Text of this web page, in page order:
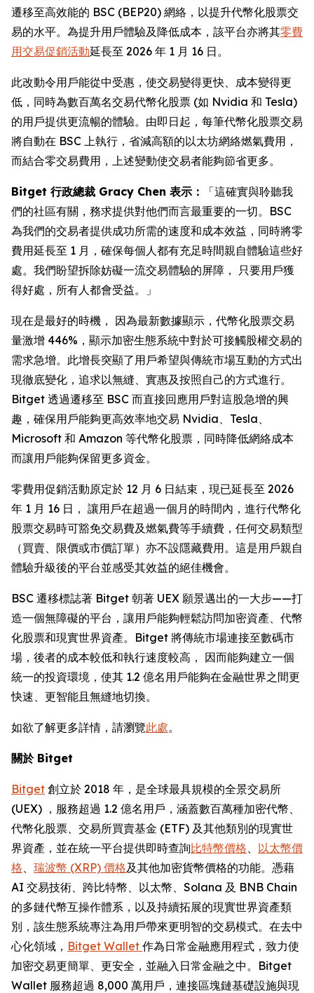
遷移至高效能的 BSC (BEP20) 網絡，以提升代幣化股票交
易的水平。為提升用戶體驗及降低成本，該平台亦將其零費
用交易促銷活動延長至 2026 年 1 月 16 日。
此改動令用戶能從中受惠，使交易變得更快、成本變得更
低，同時為數百萬名交易代幣化股票 (如 Nvidia 和 Tesla)
的用戶提供更流暢的體驗。由即日起，每筆代幣化股票交易
將自動在 BSC 上執行，省減高額的以太坊網絡燃氣費用，
而結合零交易費用，上述變動使交易者能夠節省更多。
Bitget 行政總裁 Gracy Chen 表示：
「這確實與聆聽我
們的社區有關，務求提供對他們而言最重要的一切。BSC
為我們的交易者提供成功所需的速度和成本效益，同時將零
費用延長至 1 月，確保每個人都有充足時間親自體驗這些好
處。我們盼望拆除妨礙一流交易體驗的屏障， 只要用戶獲
得好處，所有人都會受益。」
現在是最好的時機， 因為最新數據顯示，代幣化股票交易
量激增 446%，顯示加密生態系統中對於可接觸股權交易的
需求急增。此增長突顯了用戶希望與傳統市場互動的方式出
現徹底變化，追求以無縫、實惠及按照自己的方式進行。
Bitget 透過遷移至 BSC 而直接回應用戶對這股急增的興
趣，確保用戶能夠更高效率地交易 Nvidia、Tesla、
Microsoft 和 Amazon 等代幣化股票，同時降低網絡成本
而讓用戶能夠保留更多資金。
零費用促銷活動原定於 12 月 6 日結束，現已延長至 2026
年 1 月 16 日， 讓用戶在超過一個月的時間內，進行代幣化
股票交易時可豁免交易費及燃氣費等手續費，任何交易類型
（買賣、限價或市價訂單）亦不設隱藏費用。這是用戶親自
體驗升級後的平台並感受其效益的絕佳機會。
BSC 遷移標誌著 Bitget 朝著 UEX 願景邁出的一大步——打
造一個無障礙的平台，讓用戶能夠輕鬆訪問加密資產、代幣
化股票和現實世界資產。Bitget 將傳統市場連接至數碼市
場，後者的成本較低和執行速度較高， 因而能夠建立一個
統一的投資環境，使其 1.2 億名用戶能夠在金融世界之間更
快速、更智能且無縫地切換。
如欲了解更多詳情，請瀏覽此處。
關於 Bitget
Bitget 創立於 2018 年，是全球最具規模的全景交易所
(UEX) ，服務超過 1.2 億名用戶，涵蓋數百萬種加密代幣、
代幣化股票、交易所買賣基金 (ETF) 及其他類別的現實世
界資產，並在統一平台提供即時查詢比特幣價格、 以太幣價
格、 瑞波幣 (XRP) 價格及其他加密貨幣價格的功能。憑藉
AI 交易技術、跨比特幣、以太幣、Solana 及 BNB Chain
的多鏈代幣互操作體系，以及持續拓展的現實世界資產類
別，該生態系統專注為用戶帶來更明智的交易模式。在去中
心化領域， Bitget Wallet 作為日常金融應用程式，致力使
加密交易更簡單、更安全，並融入日常金融之中。Bitget
Wallet 服務超過 8,000 萬用戶，連接區塊鏈基礎設施與現